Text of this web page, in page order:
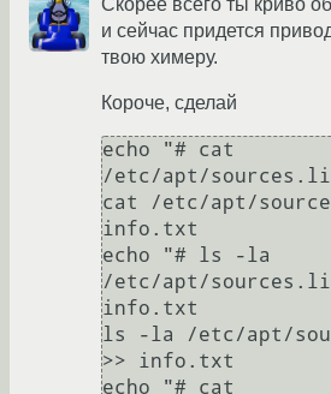
Скорее всего ты криво
и сейчас придется
твою химеру.
Короче, сделай
echo "# cat
/etc/apt/
cat /etc/apt/
info.txt
echo "# ls -la
/etc/apt/
info.txt
ls -la /etc/apt/
>> info.txt
echo "# cat